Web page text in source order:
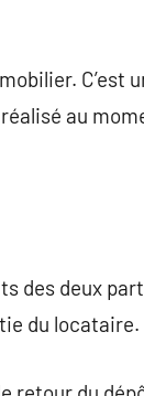
C’est
au
des deux
du locataire.